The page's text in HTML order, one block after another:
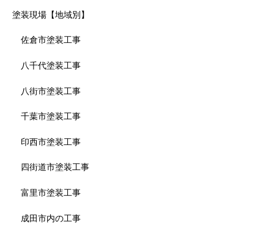
塗装現場【地域別】
佐倉市塗装工事
八千代塗装工事
八街市塗装工事
千葉市塗装工事
印西市塗装工事
四街道市塗装工事
富里市塗装工事
成田市内の工事